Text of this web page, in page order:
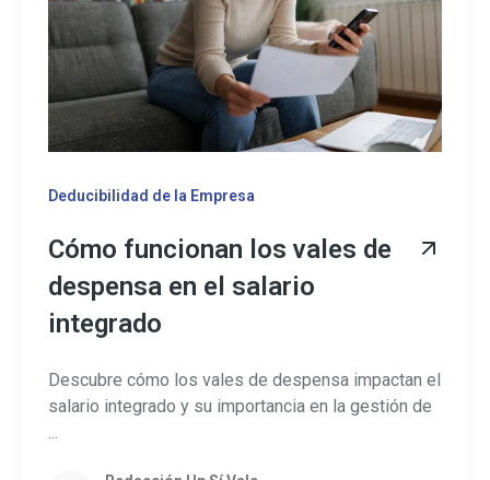
Deducibilidad de la Empresa
Cómo funcionan los vales de
despensa en el salario
integrado
Descubre cómo los vales de despensa impactan el
salario integrado y su importancia en la gestión de